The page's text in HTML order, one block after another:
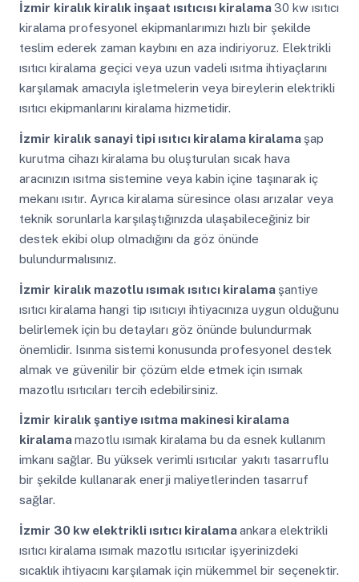
İzmir kiralık kiralık inşaat ısıtıcısı kiralama30 kw ısıtıcı
kiralama profesyonel ekipmanlarımızı hızlı bir şekilde
teslim ederek zaman kaybını en aza indiriyoruz. Elektrikli
ısıtıcı kiralama geçici veya uzun vadeli ısıtma ihtiyaçlarını
karşılamak amacıyla işletmelerin veya bireylerin elektrikli
ısıtıcı ekipmanlarını kiralama hizmetidir.
İzmir kiralık sanayi tipi ısıtıcı kiralama kiralama şap
kurutma cihazı kiralama bu oluşturulan sıcak hava
aracınızın ısıtma sistemine veya kabin içine taşınarak iç
mekanı ısıtır. Ayrıca kiralama süresince olası arızalar veya
teknik sorunlarla karşılaştığınızda ulaşabileceğiniz bir
destek ekibi olup olmadığını da göz önünde
bulundurmalısınız.
İzmir kiralık mazotlu ısımak ısıtıcı kiralama şantiye
ısıtıcı kiralama hangi tip ısıtıcıyı ihtiyacınıza uygun olduğunu
belirlemek için bu detayları göz önünde bulundurmak
önemlidir. Isınma sistemi konusunda profesyonel destek
almak ve güvenilir bir çözüm elde etmek için ısımak
mazotlu ısıtıcıları tercih edebilirsiniz.
İzmir kiralık şantiye ısıtma makinesi kiralama
kiralamamazotlu ısımak kiralama bu da esnek kullanım
imkanı sağlar. Bu yüksek verimli ısıtıcılar yakıtı tasarruflu
bir şekilde kullanarak enerji maliyetlerinden tasarruf
sağlar.
İzmir 30 kw elektrikli ısıtıcı kiralamaankara elektrikli
ısıtıcı kiralama ısımak mazotlu ısıtıcılar işyerinizdeki
sıcaklık ihtiyacını karşılamak için mükemmel bir seçenektir.